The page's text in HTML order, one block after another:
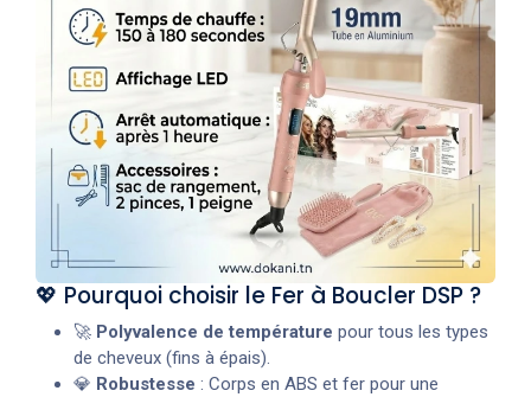
💖 Pourquoi choisir le Fer à Boucler DSP ?
🚀 Polyvalence de température pour tous les types
de cheveux (fins à épais).
💎 Robustesse : Corps en ABS et fer pour une